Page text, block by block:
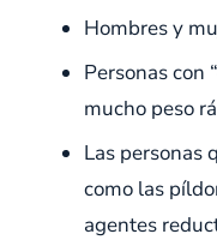
Hombres y
Personas con
mucho peso
Las personas
como las
agentes